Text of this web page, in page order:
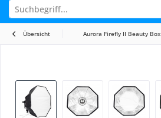
Übersicht Aurora Firefly II Beauty Box